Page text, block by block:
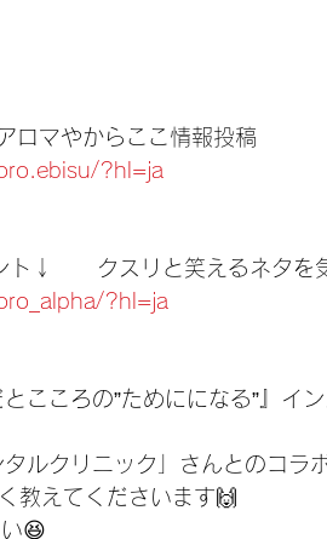
ロマやからここ情報投稿
?hl=ja
↓　　クスリと笑えるネタを
?hl=ja
ころの”ためにになる”』イ
ルクリニック」さんとのコラ
教えてくださいます🙌
😆